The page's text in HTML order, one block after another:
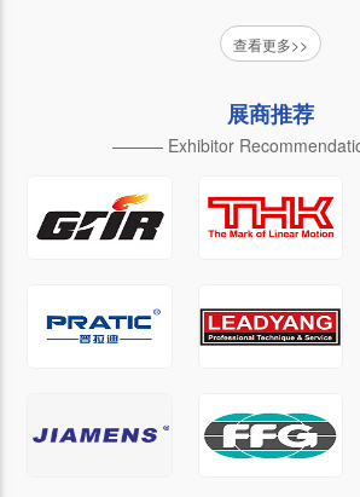
查看更多>>
展商推荐
——— Exhibitor